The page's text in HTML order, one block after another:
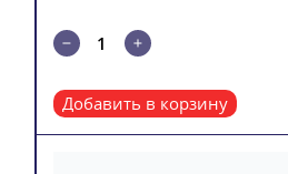
Добавить в корзину